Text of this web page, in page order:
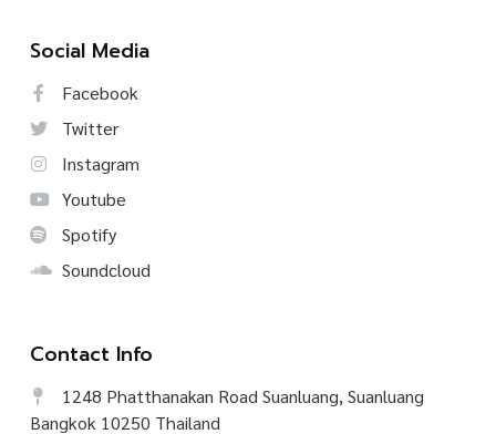
Social Media
Facebook
Twitter
Instagram
Youtube
Spotify
Soundcloud
Contact Info
1248 Phatthanakan Road Suanluang, Suanluang
Bangkok 10250 Thailand